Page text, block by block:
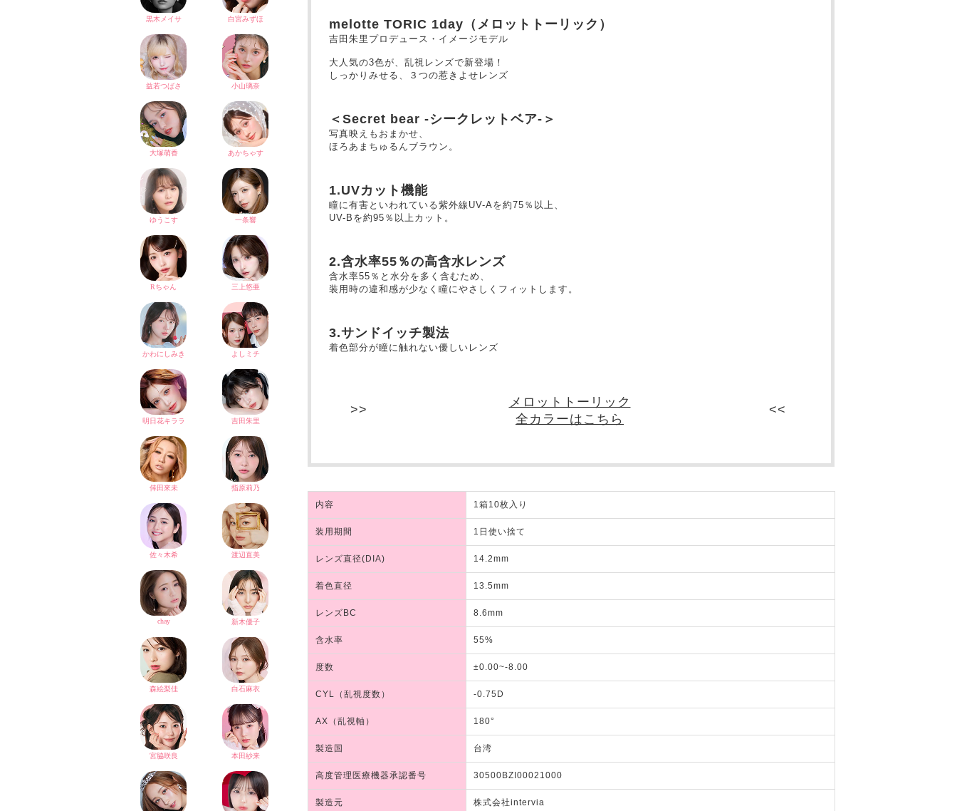
melotte TORIC 1day（メロットトーリック）
吉田朱里プロデュース・イメージモデル
大人気の3色が、乱視レンズで新登場！
しっかりみせる、３つの惹きよせレンズ
＜Secret bear -シークレットベア-＞
写真映えもおまかせ、
ほろあまちゅるんブラウン。
1.UVカット機能
瞳に有害といわれている紫外線UV-Aを約75％以上、
UV-Bを約95％以上カット。
2.含水率55％の高含水レンズ
含水率55％と水分を多く含むため、
装用時の違和感が少なく瞳にやさしくフィットします。
3.サンドイッチ製法
着色部分が瞳に触れない優しいレンズ
メロットトーリック
全カラーはこちら
内容 1箱10枚入り
装用期間 1日使い捨て
レンズ直径(DIA) 14.2mm
着色直径 13.5mm
レンズBC 8.6mm
含水率 55%
度数 ±0.00~-8.00
CYL（乱視度数） -0.75D
AX（乱視軸） 180°
製造国 台湾
高度管理医療機器承認番号 30500BZI00021000
製造元 株式会社intervia